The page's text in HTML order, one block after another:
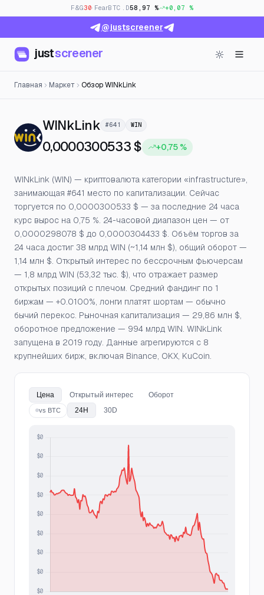
F&G30· FearBTC.D58,97 % +0,07 %
@justscreener
justscreener
Главная Маркет Обзор WINkLink
WINkLink— Цена, открытый
#641 WIN
0,0000300533 $ +0,75 %
WINkLink (WIN) — криптовалюта категории «infrastructure»,
занимающая #641 место по капитализации. Сейчас
торгуется по 0,0000300533 $ — за последние 24 часа
курс вырос на 0,75 %. 24-часовой диапазон цен — от
0,0000298078 $ до 0,0000304433 $. Объём торгов за
24 часа достиг 38 млрд WIN (~1,14 млн $), общий оборот —
1,14 млн $. Открытый интерес по бессрочным фьючерсам
— 1,8 млрд WIN (53,32 тыс. $), что отражает размер
открытых позиций с плечом. Средний фандинг по 1
биржам — +0.0100%, лонги платят шортам — обычно
бычий перекос. Рыночная капитализация — 29,86 млн $,
оборотное предложение — 994 млрд WIN. WINkLink
запущена в 2019 году. Данные агрегируются с 8
крупнейших бирж, включая Binance, OKX, KuCoin.
Цена Открытый интерес Оборот
vs BTC 24H 30D